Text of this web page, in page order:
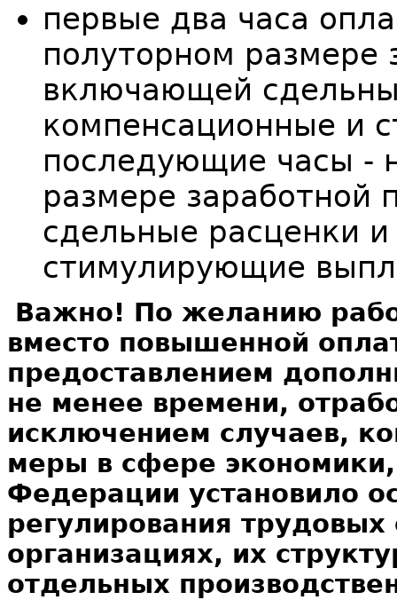
первые два часа
полуторном размере
включающей
компенсационные и
последующие часы -
размере
сдельные расценки
стимулирующие
Важно! По желанию
вместо повышенной
предоставлением
не менее времени,
исключением случаев,
меры в сфере экономики,
Федерации установило
регулирования
организациях, их
отдельных